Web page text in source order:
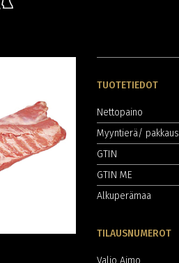
TUOTETIEDOT
Nettopaino
Myyntierä/ pakkaus
GTIN
GTIN ME
Alkuperämaa
TILAUSNUMEROT
Valio Aimo